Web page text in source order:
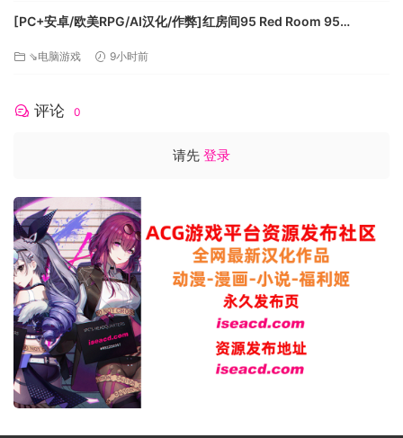
[PC+安卓/欧美RPG/AI汉化/作弊]红房间95 Red Room 95
⇘电脑游戏 9小时前
评论 0
请先 登录